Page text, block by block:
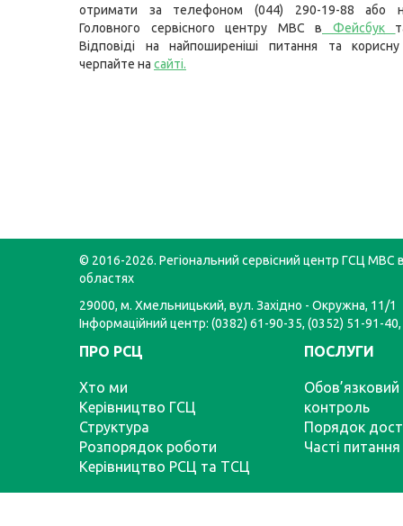
отримати за телефоном (044) 290-19-88 або
Головного сервісного центру МВС в
Фейсбук
Відповіді на найпоширеніші питання та
черпайте на сайті.
© 2016-2026. Регіональний сервісний центр ГСЦ МВС
областях
29000, м. Хмельницький, вул. Західно - Окружна, 11/1
Інформаційний центр: (0382) 61-90-35, (0352) 51-91-
ПРО РСЦ
Хто ми
Керівництво ГСЦ
Структура
Розпорядок роботи
Керівництво РСЦ та ТСЦ
ПОСЛУГИ
Обов’язковий
контроль
Порядок
Часті питання